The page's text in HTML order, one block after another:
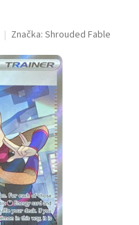
Značka: Shrouded Fable